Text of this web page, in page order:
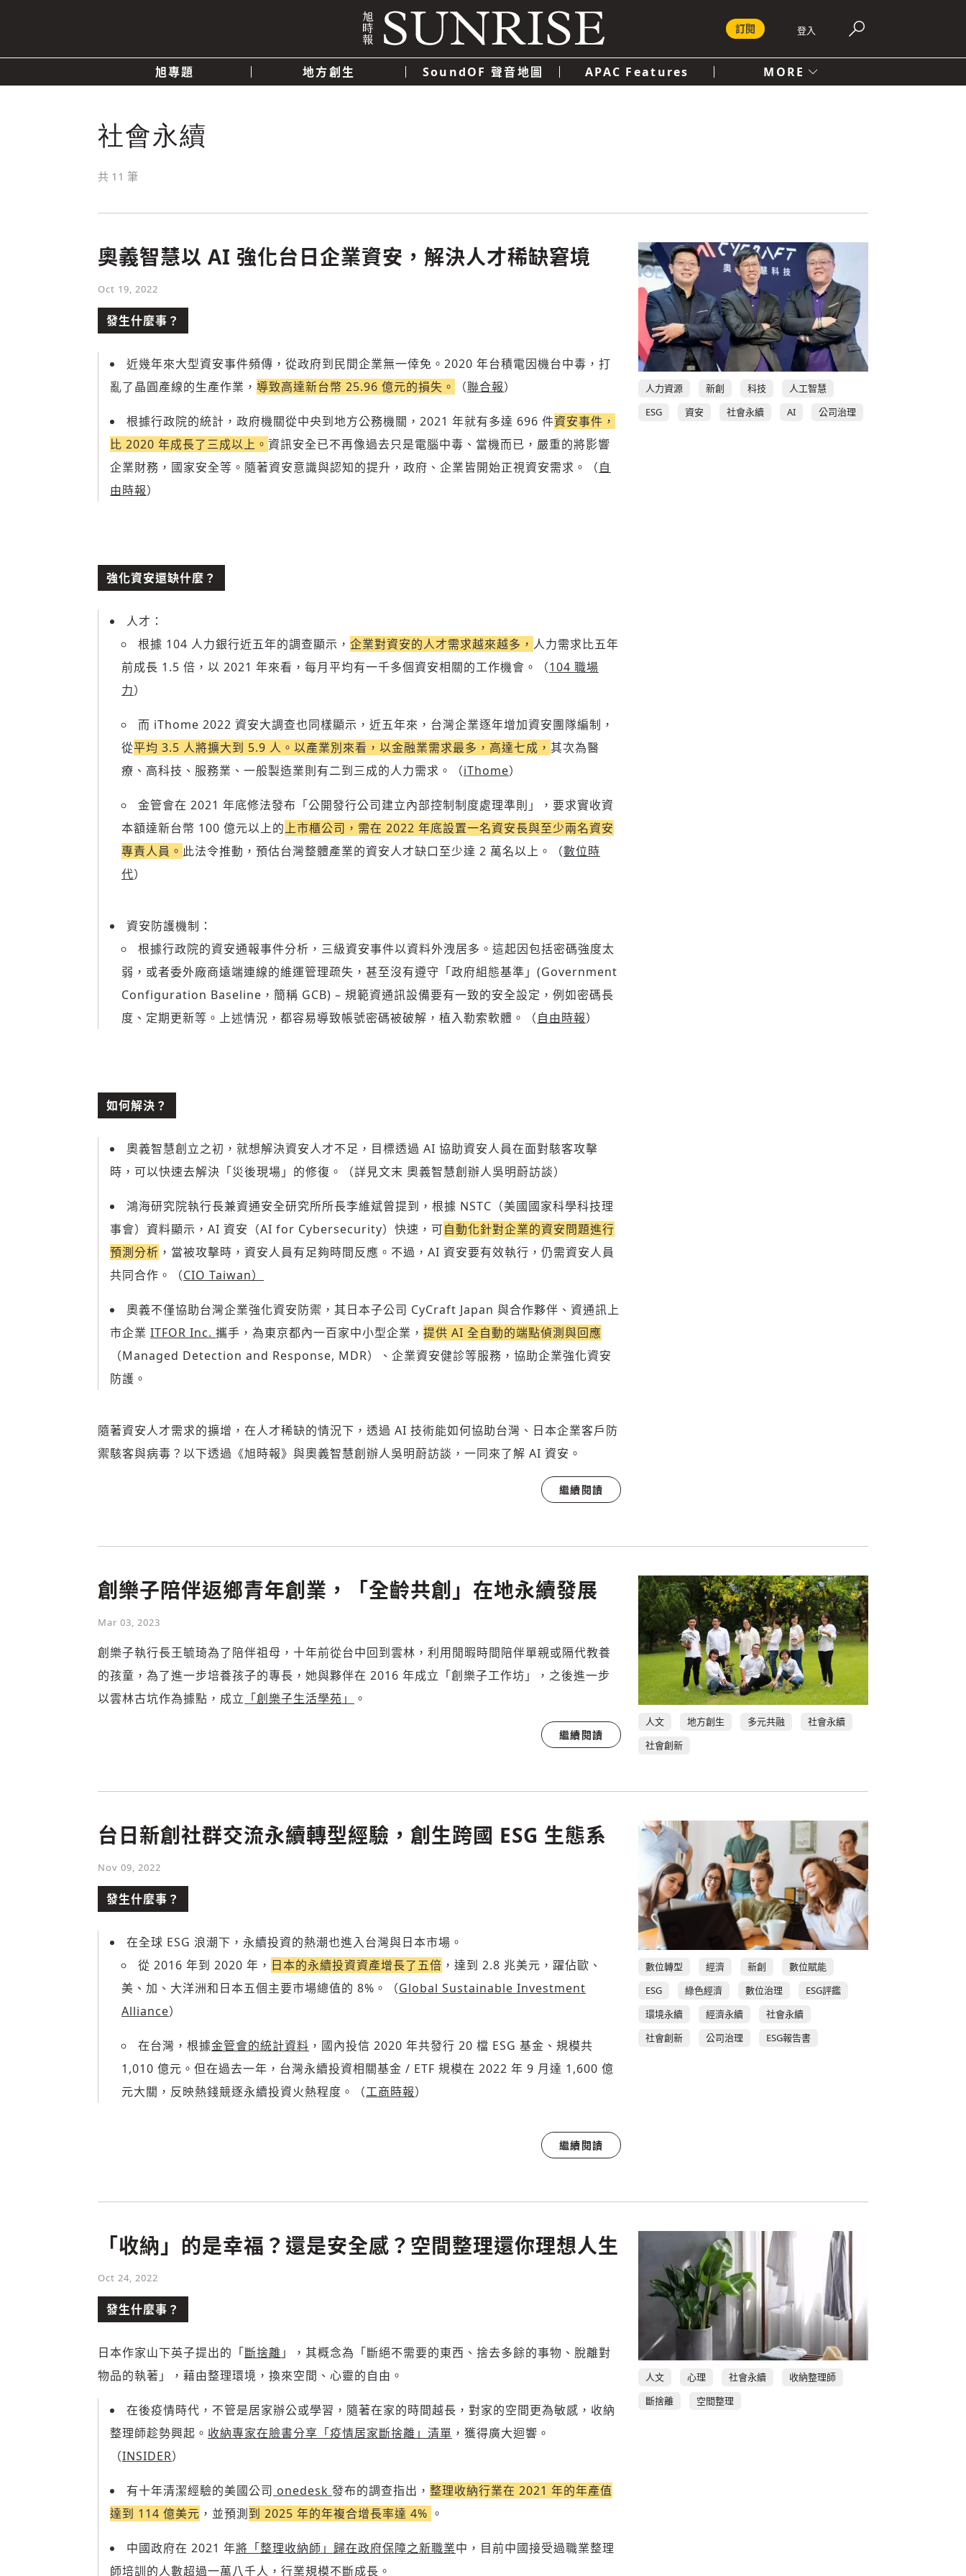
登入
訂閱
旭專題 地方創生 SoundOF 聲音地圖 APAC Features MORE
政治
歡迎您加入《旭時報》
參與下一波全球科技革命
(十分鐘內有效)
社會永續
共 11 筆
人力資源 新創 科技
人工智慧
ESG
資安 社會永續 AI 公司治理
奧義智慧以 AI 強化台日企業資安，解決人才稀缺窘境
Oct 19, 2022
發生什麼事？
近幾年來大型資安事件頻傳，從政府到民間企業無一倖免。2020 年台積電因機台中毒，打
亂了晶圓產線的生產作業， 導致高達新台幣 25.96 億元的損失。 （聯合報）
根據行政院的統計，政府機關從中央到地方公務機關， 2021 年就有多達 696 件資安事件，
比 2020 年成長了三成以上。 資訊安全已不再像過去只是電腦中毒、當機而已，嚴重的將影響
企業財務，國家安全等。隨著資安意識與認知的提升，政府、企業皆開始正視資安需求。（自
由時報）
強化資安還缺什麼？
人才：
根據 104 人力銀行近五年的調查顯示， 企業對資安的人才需求越來越多， 人力需求比五年
前成長 1.5 倍，以 2021 年來看，每月平均有一千多個資安相關的工作機會。（104 職場
力）
而 iThome 2022 資安大調查也同樣顯示，近五年來，台灣企業逐年增加資安團隊編制，
從平均 3.5 人將擴大到 5.9 人。以產業別來看，以金融業需求最多，高達七成， 其次為醫
療、高科技、服務業、一般製造業則有二到三成的人力需求。
（iThome）
金管會在 2021 年底修法發布「公開發行公司建立內部控制制度處理準則」， 要求實收資
本額達新台幣 100 億元以上的上市櫃公司，需在 2022 年底設置一名資安長與至少兩名資安
專責人員。 此法令推動，預估台灣整體產業的資安人才缺口至少達 2 萬名以上。（數位時
代）
資安防護機制：
根據行政院的資安通報事件分析，三級資安事件以資料外洩居多。這起因包括密碼強度太
弱，或者委外廠商遠端連線的維運管理疏失，甚至沒有遵守「政府組態基準」(Government
Configuration Baseline，簡稱 GCB) – 規範資通訊設備要有一致的安全設定，例如密碼長
度、定期更新等。上述情況，都容易導致帳號密碼被破解，植入勒索軟體。（自由時報）
如何解決？
奧義智慧創立之初，就想解決資安人才不足，目標透過 AI 協助資安人員在面對駭客攻擊
時，可以快速去解決「災後現場」的修復。（詳見文末 奧義智慧創辦人吳明蔚訪談）
鴻海研究院執行長兼資通安全研究所所長李維斌曾提到， 根據 NSTC（美國國家科學科技理
事會）資料顯示，AI 資安（AI for Cybersecurity）快速，可自動化針對企業的資安問題進行
預測分析 ，當被攻擊時，資安人員有足夠時間反應。 不過，AI 資安要有效執行，仍需資安人員
共同合作。（CIO Taiwan）
奧義不僅協助台灣企業強化資安防禦，其日本子公司 CyCraft Japan 與合作夥伴、資通訊上
市企業 ITFOR Inc. 攜手，為東京都內一百家中小型企業， 提供 AI 全自動的端點偵測與回應
（Managed Detection and Response, MDR）、企業資安健診等服務，協助企業強化資安
防護。
隨著資安人才需求的擴增，在人才稀缺的情況下，透過 AI 技術能如何協助台灣、日本企業客戶防
禦駭客與病毒？以下透過《旭時報》與奧義智慧創辦人吳明蔚訪談，一同來了解 AI 資安。
繼續閱讀
人文 地方創生 多元共融
社會永續
社會創新
創樂子陪伴返鄉青年創業，「全齡共創」在地永續發展
Mar 03, 2023
創樂子執行長王毓琦為了陪伴祖母，十年前從台中回到雲林，利用閒暇時間陪伴單親或隔代教養
的孩童，為了進一步培養孩子的專長，她與夥伴在 2016 年成立「創樂子工作坊」，之後進一步
以雲林古坑作為據點，成立 「創樂子生活學苑」 。
繼續閱讀
數位轉型 經濟 新創
數位賦能
ESG
綠色經濟 數位治理
ESG評鑑
環境永續
經濟永續
社會永續
社會創新
公司治理 ESG報告書
台日新創社群交流永續轉型經驗，創生跨國 ESG 生態系
Nov 09, 2022
發生什麼事？
在全球 ESG 浪潮下，永續投資的熱潮也進入台灣與日本市場。
從 2016 年到 2020 年， 日本的永續投資資產增長了五倍 ，達到 2.8 兆美元，躍佔歐、
美、加、大洋洲和日本五個主要市場總值的 8%。（Global Sustainable Investment
Alliance）
在台灣，根據金管會的統計資料 ，國內投信 2020 年共發行 20 檔 ESG 基金、規模共
1,010 億元。但在過去一年，台灣永續投資相關基金 / ETF 規模在 2022 年 9 月達 1,600 億
元大關，反映熱錢競逐永續投資火熱程度。（工商時報）
繼續閱讀
人文 心理 社會永續
收納整理師
斷捨離
空間整理
「收納」的是幸福？還是安全感？空間整理還你理想人生
Oct 24, 2022
發生什麼事？
日本作家山下英子提出的「斷捨離 」，其概念為「斷絕不需要的東西、捨去多餘的事物、脫離對
物品的執著」，藉由整理環境，換來空間、心靈的自由。
在後疫情時代，不管是居家辦公或學習，隨著在家的時間越長，對家的空間更為敏感，收納
整理師趁勢興起。 收納專家在臉書分享「疫情居家斷捨離」清單 ，獲得廣大迴響。
（INSIDER）
有十年清潔經驗的美國公司 onedesk 發布的調查指出， 整理收納行業在 2021 年的年產值
達到 114 億美元 ，並預測到 2025 年的年複合增長率達 4% 。
中國政府在 2021 年將「整理收納師」歸在政府保障之新職業中，目前中國接受過職業整理
師培訓的人數超過一萬八千人 ，行業規模不斷成長。